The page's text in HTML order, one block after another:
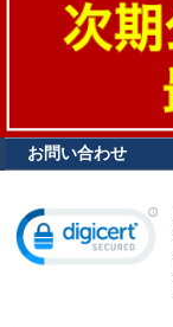
お問い合わせ